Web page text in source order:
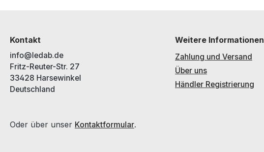
Kontakt
info@ledab.de
Fritz-Reuter-Str. 27
33428 Harsewinkel
Deutschland
Oder über unser Kontaktformular.
Weitere Informationen
Zahlung und Versand
Über uns
Händler Registrierung